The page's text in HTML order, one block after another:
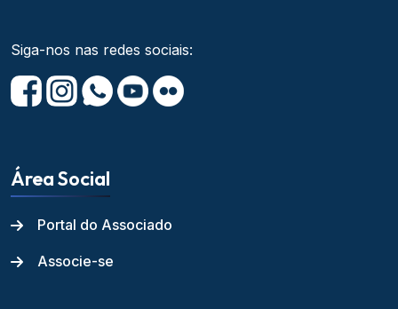
Siga-nos nas redes sociais:
Área Social
Portal do Associado
Associe-se